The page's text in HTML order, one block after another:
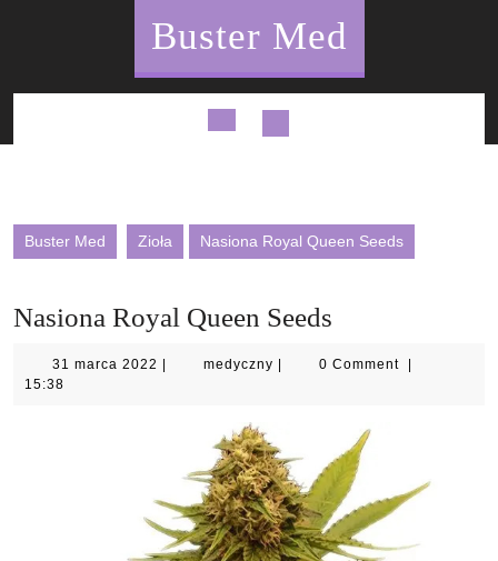
Buster Med
Open
Buster Med Zioła Nasiona Royal Queen Seeds
Nasiona Royal Queen Seeds
31 marca 2022 31
medyczny medyczny0 Comment
15:38